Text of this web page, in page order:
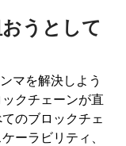
うとして
マを解決しよう
クチェーンが直
のブロックチェ
ーラビリティ、